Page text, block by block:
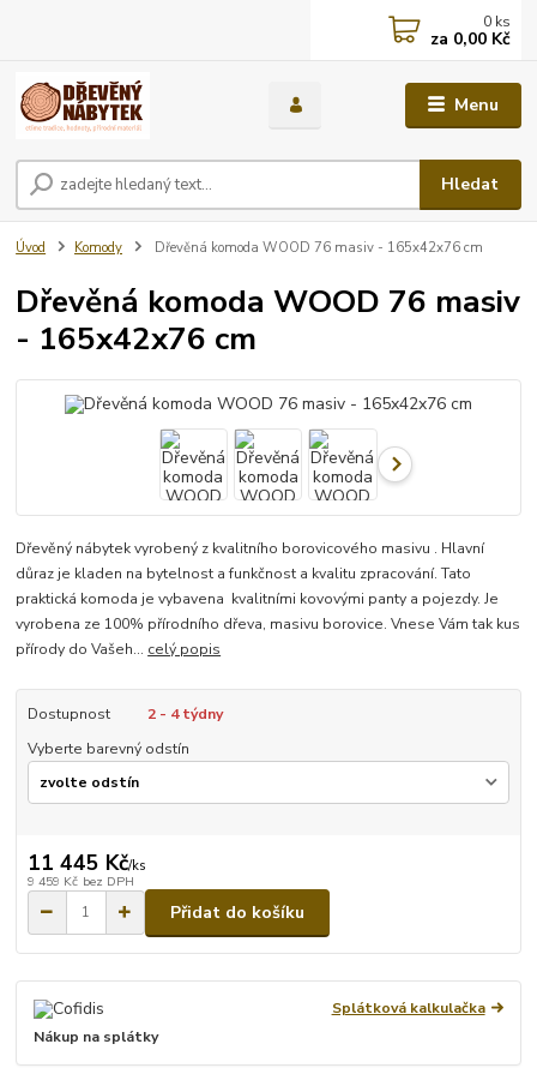
Menu
Hledat
0 ks
za 0,00 Kč
Úvod Komody Dřevěná komoda WOOD 76 masiv - 165x42x76 cm
Dřevěná komoda WOOD 76 masiv
- 165x42x76 cm
Dřevěný nábytek vyrobený z kvalitního borovicového masivu . Hlavní
důraz je kladen na bytelnost a funkčnost a kvalitu zpracování. Tato
praktická komoda je vybavena kvalitními kovovými panty a pojezdy. Je
vyrobena ze 100% přírodního dřeva, masivu borovice. Vnese Vám tak kus
přírody do Vašeh... celý popis
Dostupnost
2 - 4 týdny
Vyberte barevný odstín
11 445 Kč/ks
9 459 Kč bez DPH
Přidat do košíku
Splátková kalkulačka
Nákup na splátky